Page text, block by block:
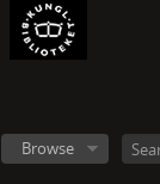
Browse